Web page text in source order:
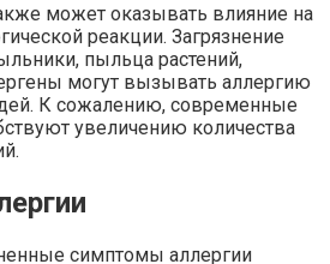
может оказывать влияние на
реакции. Загрязнение
пыльца растений,
могут вызывать аллергию
К сожалению, современные
увеличению количества
симптомы аллергии